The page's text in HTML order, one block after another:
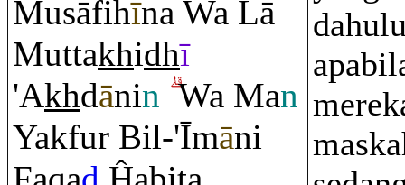
Musāfiĥīna Wa Lā
Muttakhidhī
'Akhdānin Wa Man
Yakfur Bil-'Īmāni